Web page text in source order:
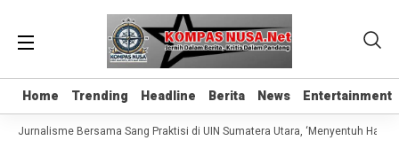
Home Trending Headline Berita News Entertainment
Home Trending Headline Berita News Entertainment
Jurnalisme Bersama Sang Praktisi di UIN Sumatera Utara, ‘Menyentuh Hati